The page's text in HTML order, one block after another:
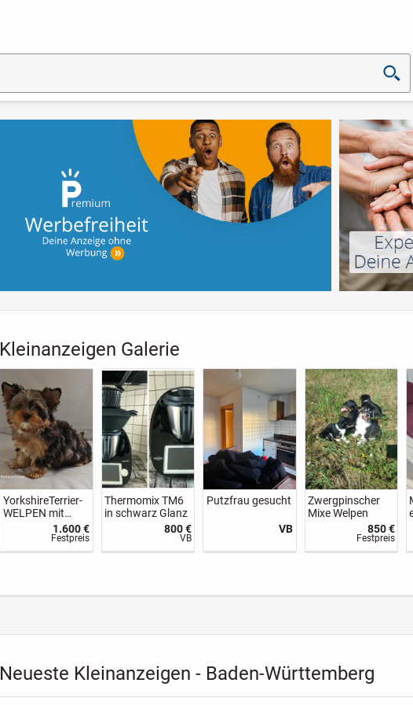
Kleinanzeigen Galerie
Süße
Britischkurzhaar
Kitten BLH
abzugeben
550 €
VB
Sie haben
Problem mit Ihrer
Heidelberg –
65 €
KI
Präventive
klassische
Massage in
Heidelberg
65 €
Stundensatz
Neueste Kleinanzeigen - Baden-Württemberg